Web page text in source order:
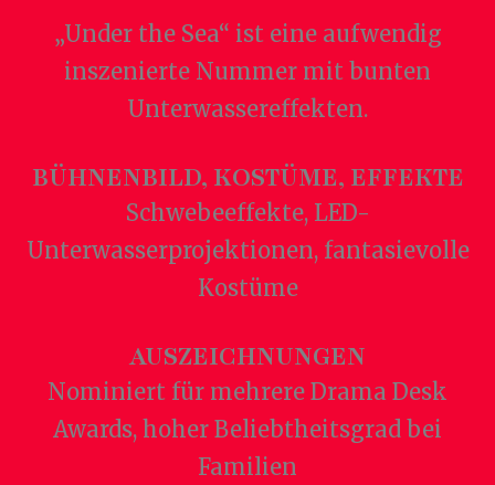
„Under the Sea“ ist eine aufwendig
inszenierte Nummer mit bunten
Unterwassereffekten.
BÜHNENBILD, KOSTÜME, EFFEKTE
Schwebeeffekte, LED-
Unterwasserprojektionen, fantasievolle
Kostüme
AUSZEICHNUNGEN
Nominiert für mehrere Drama Desk
Awards, hoher Beliebtheitsgrad bei
Familien